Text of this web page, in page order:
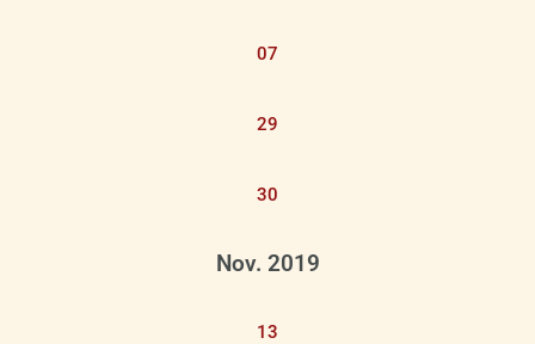
07
29
30
Nov. 2019
13